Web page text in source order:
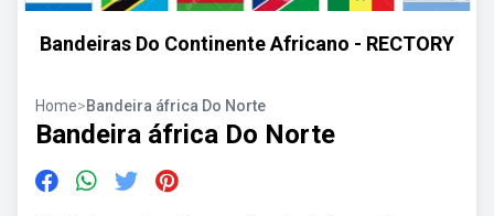
Bandeiras Do Continente Africano - RECTORY
Home>Bandeira áfrica Do Norte
Bandeira áfrica Do Norte